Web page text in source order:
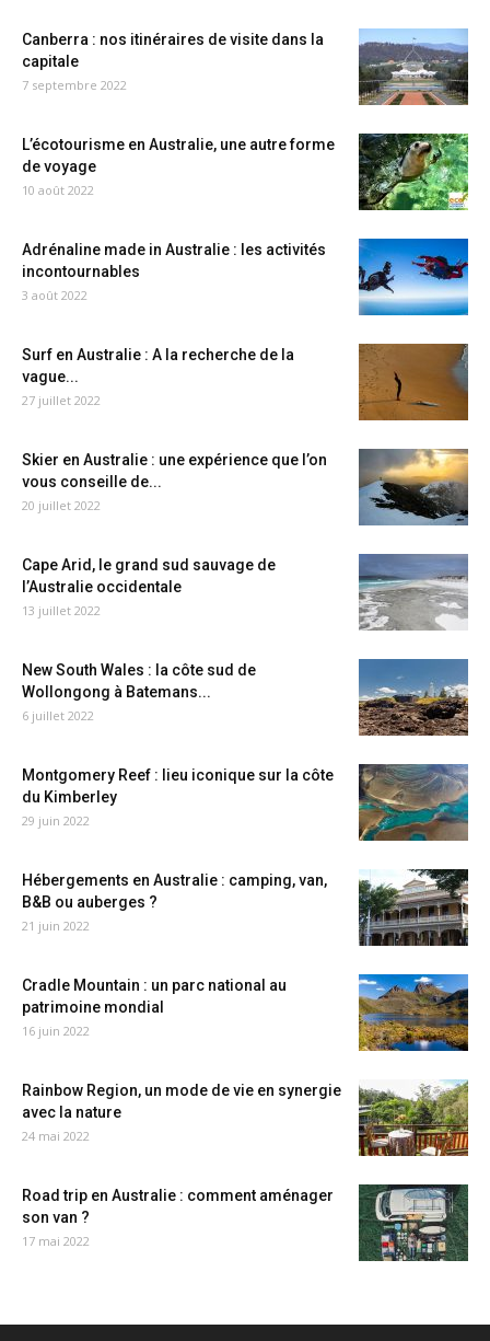
Canberra : nos itinéraires de visite dans la
capitale
7 septembre 2022
L’écotourisme en Australie, une autre forme
de voyage
10 août 2022
Adrénaline made in Australie : les activités
incontournables
3 août 2022
Surf en Australie : A la recherche de la
vague...
27 juillet 2022
Skier en Australie : une expérience que l’on
vous conseille de...
20 juillet 2022
Cape Arid, le grand sud sauvage de
l’Australie occidentale
13 juillet 2022
New South Wales : la côte sud de
Wollongong à Batemans...
6 juillet 2022
Montgomery Reef : lieu iconique sur la côte
du Kimberley
29 juin 2022
Hébergements en Australie : camping, van,
B&B ou auberges ?
21 juin 2022
Cradle Mountain : un parc national au
patrimoine mondial
16 juin 2022
Rainbow Region, un mode de vie en synergie
avec la nature
24 mai 2022
Road trip en Australie : comment aménager
son van ?
17 mai 2022